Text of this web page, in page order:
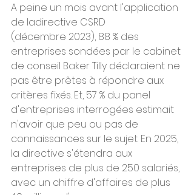
A peine un mois avant l'application
de ladirective CSRD
(décembre 2023), 88 % des
entreprises sondées par le cabinet
de conseil Baker Tilly déclaraient ne
pas être prêtes à répondre aux
critères fixés. Et, 57 % du panel
d'entreprises interrogées estimait
n'avoir que peu ou pas de
connaissances sur le sujet. En 2025,
la directive s'étendra aux
entreprises de plus de 250 salariés,
avec un chiffre d'affaires de plus